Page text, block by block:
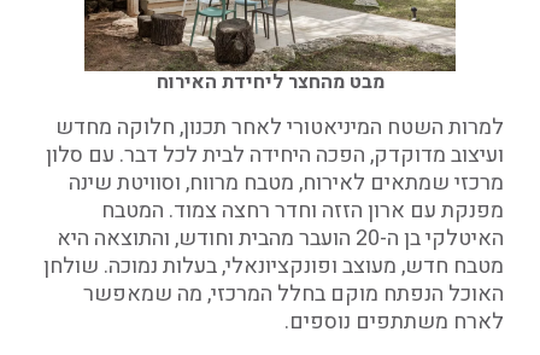
מבט מהחצר ליחידת האירוח
למרות השטח המיניאטורי לאחר תכנון, חלוקה מחדש
ועיצוב מדוקדק, הפכה היחידה לבית לכל דבר. עם סלון
מרכזי שמתאים לאירוח, מטבח מרווח, וסוויטת שינה
מפנקת עם ארון הזזה וחדר רחצה צמוד. המטבח
האיטלקי בן ה-20 הועבר מהבית וחודש, והתוצאה היא
מטבח חדש, מעוצב ופונקציונאלי, בעלות נמוכה. שולחן
האוכל הנפתח מוקם בחלל המרכזי, מה שמאפשר
לארח משתתפים נוספים.